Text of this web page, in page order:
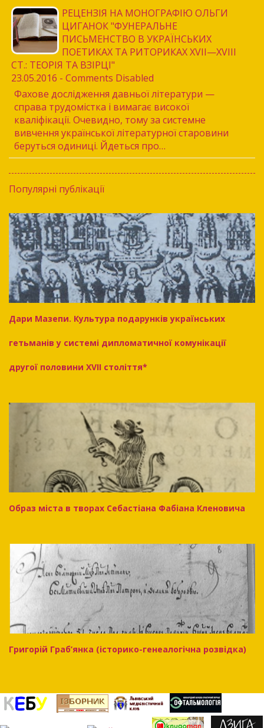
РЕЦЕНЗІЯ НА МОНОГРАФІЮ ОЛЬГИ
ЦИГАНОК "ФУНЕРАЛЬНЕ
ПИСЬМЕНСТВО В УКРАЇНСЬКИХ
ПОЕТИКАХ ТА РИТОРИКАХ XVII—XVIII
СТ.: ТЕОРІЯ ТА ВЗІРЦІ"
23.05.2016 - Comments Disabled
Фахове дослідження давньої літератури —
справа трудомістка і вимагає високої
кваліфікації. Очевидно, тому за системне
вивчення української літературної старовини
беруться одиниці. Йдеться про…
Популярні публікації
Дари Мазепи. Культура подарунків українських
гетьманів у системі дипломатичної комунікації
другої половини XVII століття*
Образ міста в творах Себастіана Фабіана Кленовича
Григорій Граб’янка (історико-генеалогічна розвідка)